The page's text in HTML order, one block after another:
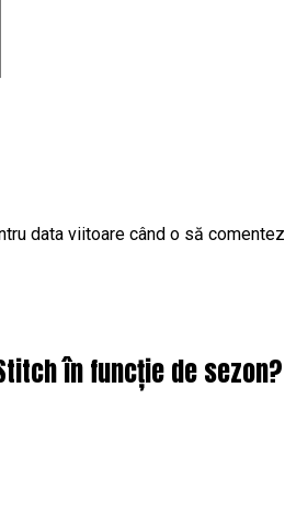
data viitoare când o să
în funcție de sezon?